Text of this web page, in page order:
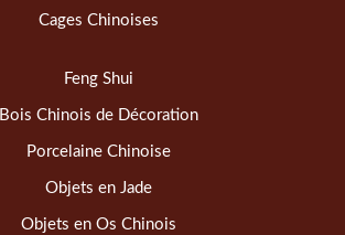
Cages Chinoises
Feng Shui
Bois Chinois de Décoration
Porcelaine Chinoise
Objets en Jade
Objets en Os Chinois